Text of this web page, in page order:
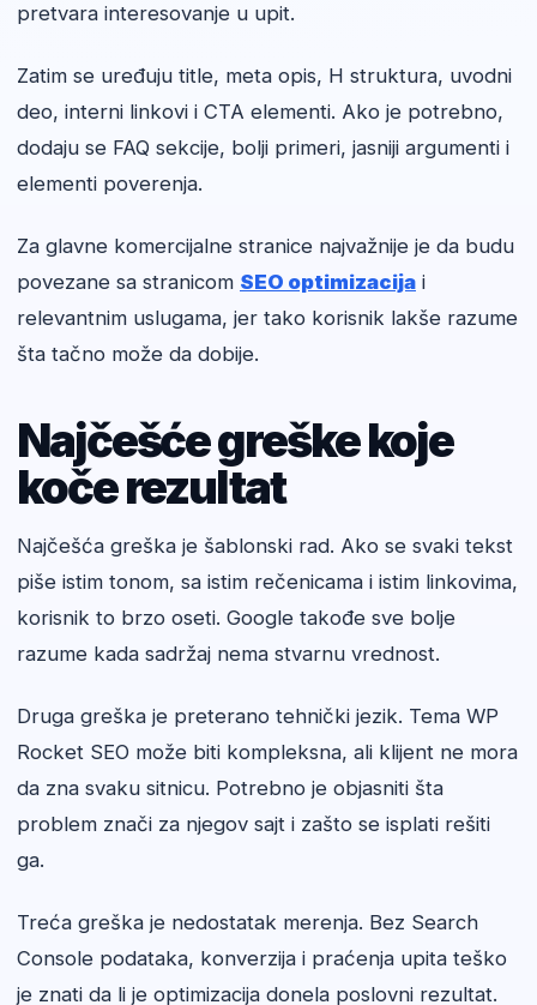
pretvara interesovanje u upit.
Zatim se uređuju title, meta opis, H struktura, uvodni
deo, interni linkovi i CTA elementi. Ako je potrebno,
dodaju se FAQ sekcije, bolji primeri, jasniji argumenti i
elementi poverenja.
Za glavne komercijalne stranice najvažnije je da budu
povezane sa stranicom SEO optimizacija i
relevantnim uslugama, jer tako korisnik lakše razume
šta tačno može da dobije.
Najčešće greške koje
koče rezultat
Najčešća greška je šablonski rad. Ako se svaki tekst
piše istim tonom, sa istim rečenicama i istim linkovima,
korisnik to brzo oseti. Google takođe sve bolje
razume kada sadržaj nema stvarnu vrednost.
Druga greška je preterano tehnički jezik. Tema WP
Rocket SEO može biti kompleksna, ali klijent ne mora
da zna svaku sitnicu. Potrebno je objasniti šta
problem znači za njegov sajt i zašto se isplati rešiti
ga.
Treća greška je nedostatak merenja. Bez Search
Console podataka, konverzija i praćenja upita teško
je znati da li je optimizacija donela poslovni rezultat.